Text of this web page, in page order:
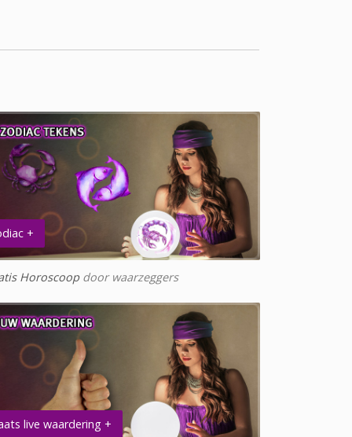
+
Horoscoopdoor waarzeggers
live waardering +